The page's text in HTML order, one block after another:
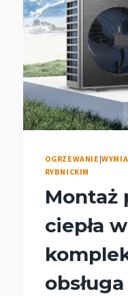
OGRZEWANIE |
RYBNICKIM
Montaż
ciepła